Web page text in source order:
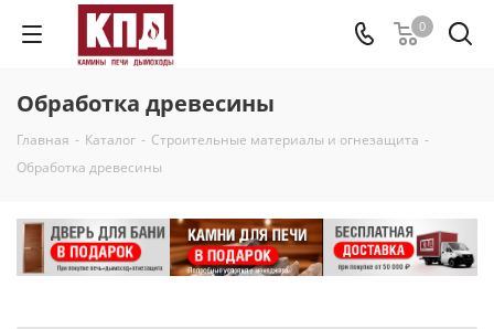
0
Обработка древесины
Главная - Каталог - Строительные материалы и огнезащита -
Обработка древесины